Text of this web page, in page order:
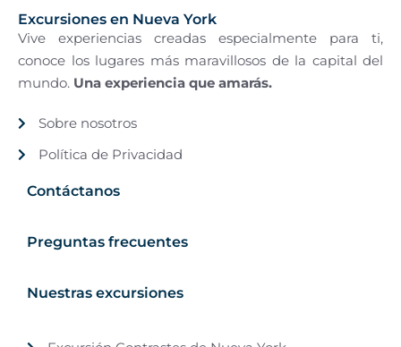
Excursiones en Nueva York
Vive experiencias creadas especialmente para ti,
conoce los lugares más maravillosos de la capital del
mundo. Una experiencia que amarás.
Sobre nosotros
Política de Privacidad
Contáctanos
Preguntas frecuentes
Nuestras excursiones